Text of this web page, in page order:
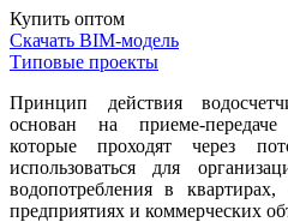
Купить оптом
Скачать BIM-модель
Типовые проекты
Принцип действия
основан на приеме-передаче
которые проходят через
использоваться для
водопотребления в
предприятиях и коммерческих